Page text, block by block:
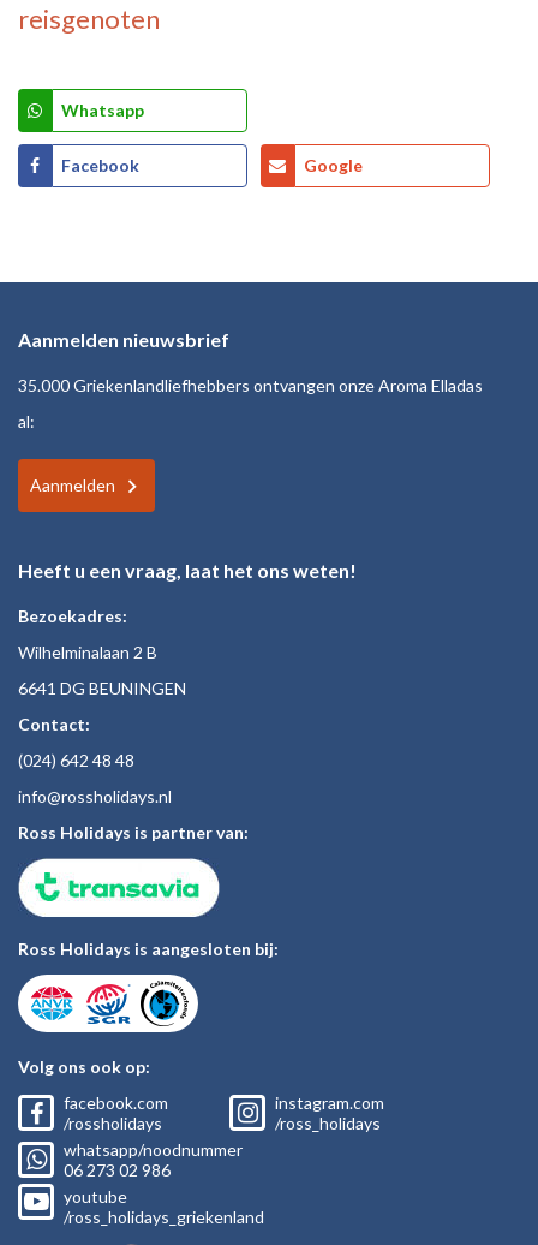
reisgenoten
Whatsapp
Facebook Google
Aanmelden nieuwsbrief
35.000 Griekenlandliefhebbers ontvangen onze Aroma Elladas
al:
Aanmelden
Heeft u een vraag, laat het ons weten!
Bezoekadres:
Wilhelminalaan 2 B
6641 DG BEUNINGEN
Contact:
(024) 642 48 48
info@rossholidays.nl
Ross Holidays is partner van:
Ross Holidays is aangesloten bij:
Volg ons ook op:
facebook.com
/rossholidays
instagram.com
/ross_holidays
whatsapp/noodnummer
06 273 02 986
youtube
/ross_holidays_griekenland